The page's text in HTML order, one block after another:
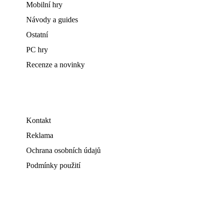
Mobilní hry
Návody a guides
Ostatní
PC hry
Recenze a novinky
Kontakt
Reklama
Ochrana osobních údajů
Podmínky použití